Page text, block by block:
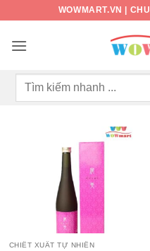
nội
WOWMART.VN |
Tìm
CHIẾT XUẤT TỰ NHIÊN